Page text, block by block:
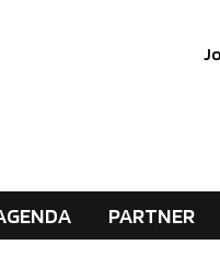
PARTNER